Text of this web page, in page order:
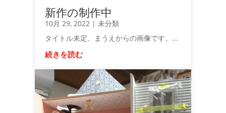
新作の制作中
10月 29, 2022| 未分類
タイトル未定、まうえからの画像です。...
続きを読む